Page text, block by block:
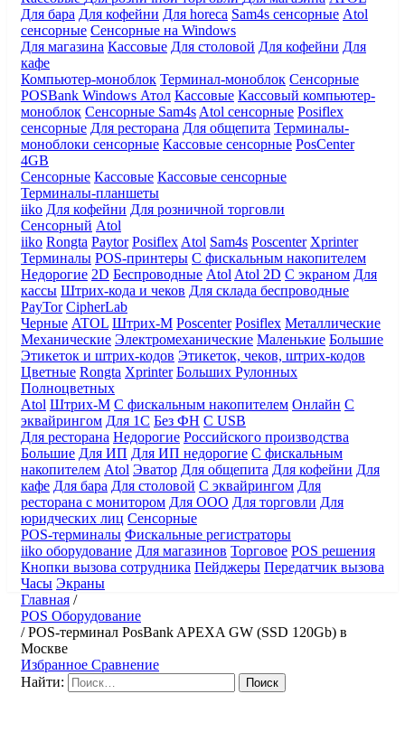
Для бара Для кофейни Для horeca Sam4s сенсорные Atol
сенсорные Сенсорные на Windows
Для магазина Кассовые Для столовой Для кофейни Для
кафе
Компьютер-моноблок Терминал-моноблок Сенсорные
POSBank Windows Атол Кассовые Кассовый компьютер-
моноблок Сенсорные Sam4s Atol сенсорные Posiflex
сенсорные Для ресторана Для общепита Терминалы-
моноблоки сенсорные Кассовые сенсорные PosCenter
4GB
Сенсорные Кассовые Кассовые сенсорные
Терминалы-планшеты
iiko Для кофейни Для розничной торговли
Сенсорный Atol
iiko Rongta Paytor Posiflex Atol Sam4s Poscenter Xprinter
Терминалы POS-принтеры С фискальным накопителем
Недорогие 2D Беспроводные Atol Atol 2D С экраном Для
кассы Штрих-кода и чеков Для склада беспроводные
PayTor CipherLab
Черные ATOL Штрих-М Poscenter Posiflex Металлические
Механические Электромеханические Маленькие Большие
Этикеток и штрих-кодов Этикеток, чеков, штрих-кодов
Цветные Rongta Xprinter Больших Рулонных
Полноцветных
Atol Штрих-М С фискальным накопителем Онлайн С
эквайрингом Для 1С Без ФН С USB
Для ресторана Недорогие Российского производства
Большие Для ИП Для ИП недорогие С фискальным
накопителем Atol Эватор Для общепита Для кофейни Для
кафе Для бара Для столовой С эквайрингом Для
ресторана с монитором Для ООО Для торговли Для
юридческих лиц Сенсорные
POS-терминалы Фискальные регистраторы
iiko оборудование Для магазинов Торговое POS решения
Кнопки вызова сотрудника Пейджеры Передатчик вызова
Часы Экраны
Главная /
POS Оборудование
/POS-терминал PosBank APEXA GW (SSD 120Gb) в
Москве
Избранное Сравнение
Найти: